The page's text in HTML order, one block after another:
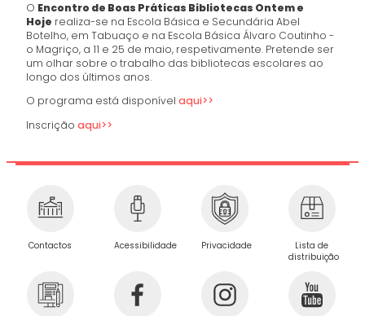
O Encontro de Boas Práticas Bibliotecas Ontem e
Hoje realiza-se na Escola Básica e Secundária Abel
Botelho, em Tabuaço e na Escola Básica Álvaro Coutinho -
o Magriço, a 11 e 25 de maio, respetivamente. Pretende ser
um olhar sobre o trabalho das bibliotecas escolares ao
longo dos últimos anos.
O programa está disponívelaqui>>
Inscriçãoaqui>>
Contactos Acessibilidade Privacidade
Lista de
distribuição